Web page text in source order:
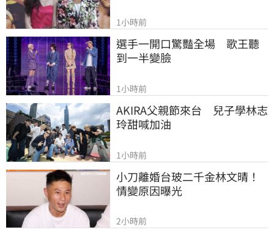
1小時前
選手一開口驚豔全場　歌王聽
到一半變臉
1小時前
AKIRA父親節來台　兒子學林志
玲甜喊加油
1小時前
小刀離婚台玻二千金林文晴！
情變原因曝光
2小時前